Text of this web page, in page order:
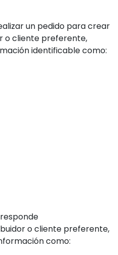
un pedido para crear
o cliente preferente,
identificable como:
o cliente preferente,
como: